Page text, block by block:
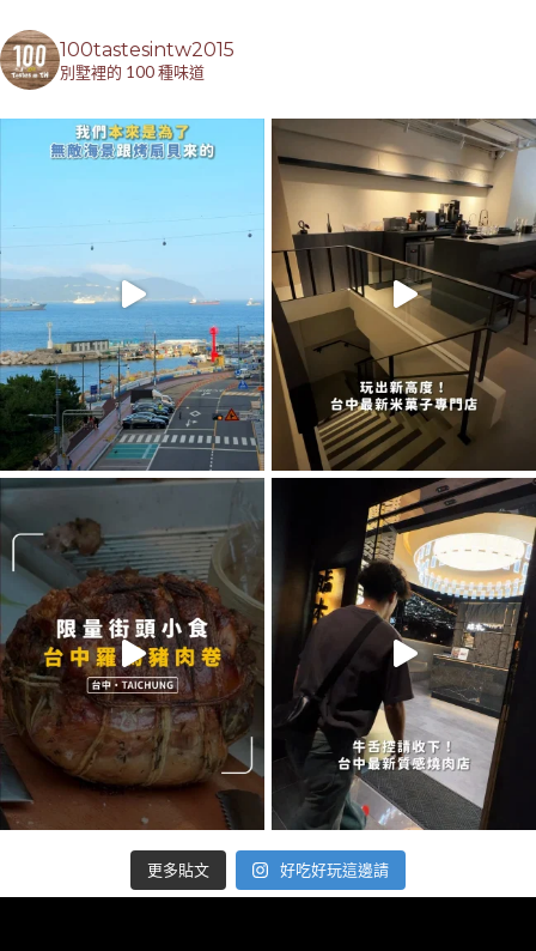
100tastesintw2015
別墅裡的 100 種味道
更多貼文 好吃好玩這邊請